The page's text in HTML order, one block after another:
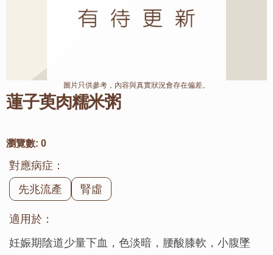
蓮子萸肉糯米粥
瀏覽數: 0
對應病症：
先兆流產
腎虛
適用於：
妊娠期陰道少量下血，色淡暗，腰酸膝軟，小腹墜
圖片只供參考，內容與真實狀況會存在偏差。